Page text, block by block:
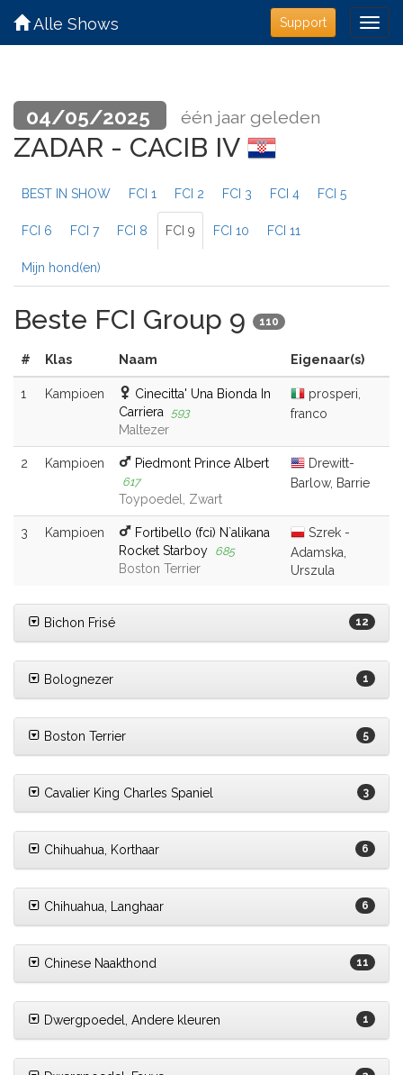
Support
Alle Shows
04/05/2025 één jaar geleden
ZADAR - CACIB IV
BEST IN SHOW FCI 1 FCI 2 FCI 3 FCI 4 FCI 5
FCI 6 FCI 7 FCI 8 FCI 9 FCI 10 FCI 11
Mijn hond(en)
Beste FCI Group 9 110
# Klas Naam Eigenaar(s)
1 Kampioen
Cinecitta' Una Bionda In
Carriera 593
Maltezer
prosperi,
franco
2 Kampioen Piedmont Prince Albert
617
Toypoedel, Zwart
Drewitt-
Barlow, Barrie
3 Kampioen
Fortibello (fci) N`alikana
Rocket Starboy 685
Boston Terrier
Szrek -
Adamska,
Urszula
Bichon Frisé 12
Bolognezer 1
Boston Terrier 5
Cavalier King Charles Spaniel 3
Chihuahua, Korthaar 6
Chihuahua, Langhaar 6
Chinese Naakthond 11
Dwergpoedel, Andere kleuren 1